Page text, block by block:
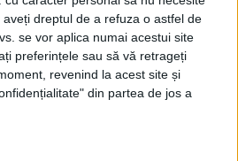
dreptul de a refuza o astfel de
se vor aplica numai acestui site
preferințele sau să vă retrageți
revenind la acest site și
din partea de jos a
Abia în 1949 se
la Şcoala Medie din
la şcoală bună şi avea
pentru o masă. Avea